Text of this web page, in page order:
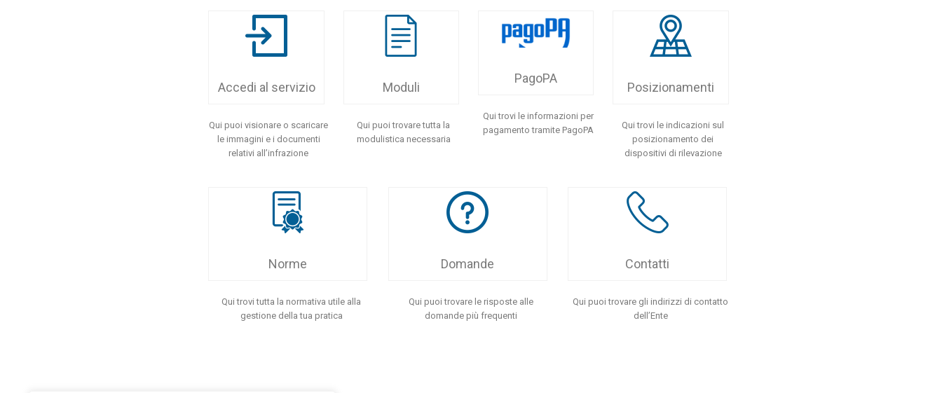
Accedi al servizio
Qui puoi visionare o scaricare
le immagini e i documenti
relativi all’infrazione
Moduli
Qui puoi trovare tutta la
modulistica necessaria
PagoPA
Qui trovi le informazioni per
pagamento tramite PagoPA
Posizionamenti
Qui trovi le indicazioni sul
posizionamento dei
dispositivi di rilevazione
Norme
Qui trovi tutta la normativa utile alla
gestione della tua pratica
Domande
Qui puoi trovare le risposte alle
domande più frequenti
Contatti
Qui puoi trovare gli indirizzi di contatto
dell’Ente